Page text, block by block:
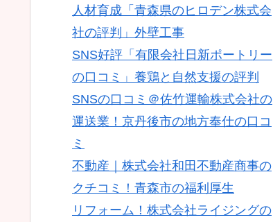
人材育成「青森県のヒロデン株式会
社の評判」外壁工事
SNS好評「有限会社日新ポートリー
の口コミ」養鶏と自然支援の評判
SNSの口コミ＠佐竹運輸株式会社の
運送業！京丹後市の地方奉仕の口コ
ミ
不動産｜株式会社和田不動産商事の
クチコミ！青森市の福利厚生
リフォーム！株式会社ライジングの